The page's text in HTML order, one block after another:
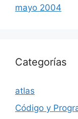
mayo 2004
Categorías
atlas
Código y